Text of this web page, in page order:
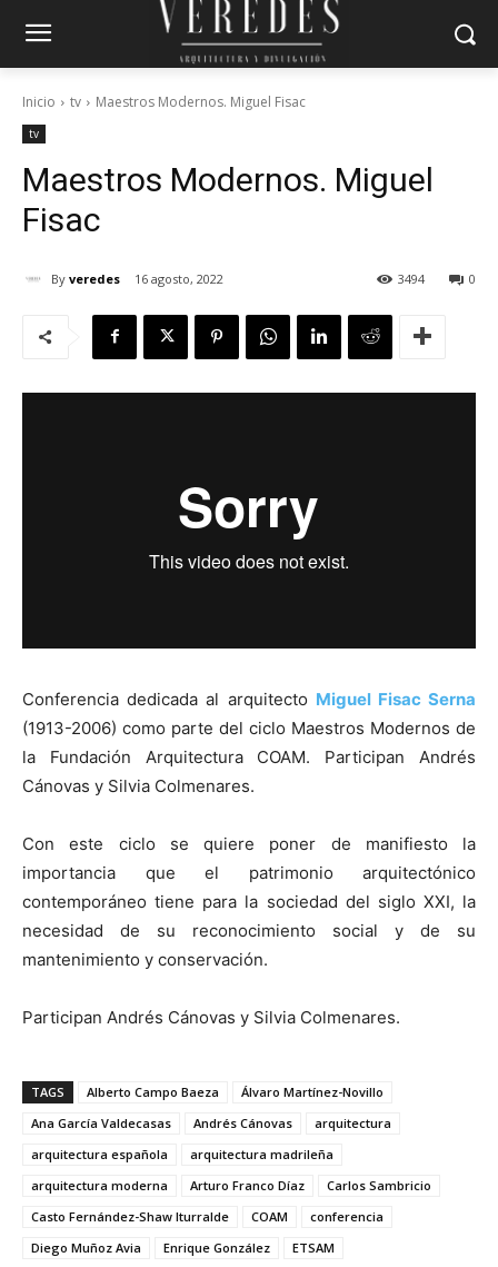
Inicio tv Maestros Modernos. Miguel Fisac
tv
Maestros Modernos. Miguel
Fisac
By veredes 16 agosto, 2022 0
3494
Conferencia dedicada al arquitecto Miguel Fisac Serna
(1913-2006) como parte del ciclo Maestros Modernos de
la Fundación Arquitectura COAM. Participan Andrés
Cánovas y Silvia Colmenares.
Con este ciclo se quiere poner de manifiesto la
importancia que el patrimonio arquitectónico
contemporáneo tiene para la sociedad del siglo XXI, la
necesidad de su reconocimiento social y de su
mantenimiento y conservación.
Participan Andrés Cánovas y Silvia Colmenares.
TAGS Alberto Campo Baeza
Álvaro Martínez-Novillo
Ana García Valdecasas
Andrés Cánovas
arquitectura
arquitectura española
arquitectura madrileña
arquitectura moderna
Arturo Franco Díaz
Carlos Sambricio
Casto Fernández-Shaw Iturralde
COAM
conferencia
Diego Muñoz Avia
Enrique González
ETSAM